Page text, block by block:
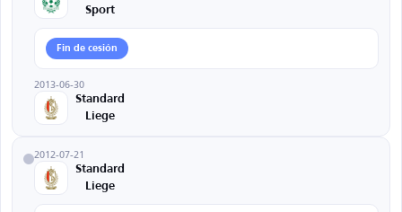
Sport
Fin de cesión
2013-06-30
Standard
Liege
2012-07-21
Standard
Liege